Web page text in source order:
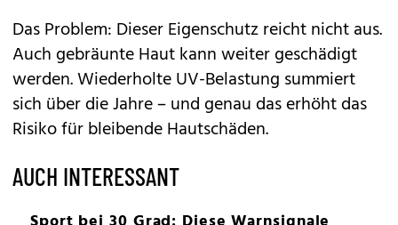
Das Problem: Dieser Eigenschutz reicht nicht aus.
Auch gebräunte Haut kann weiter geschädigt
werden. Wiederholte UV-Belastung summiert
sich über die Jahre – und genau das erhöht das
Risiko für bleibende Hautschäden.
AUCH INTERESSANT